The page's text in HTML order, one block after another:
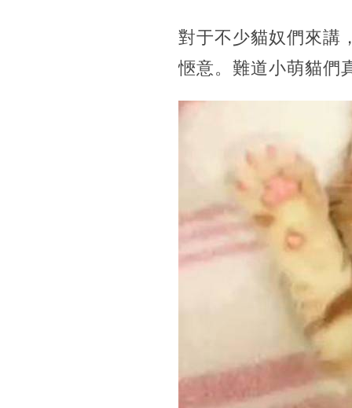
對于不少貓奴們來講
愜意。難道小萌貓們